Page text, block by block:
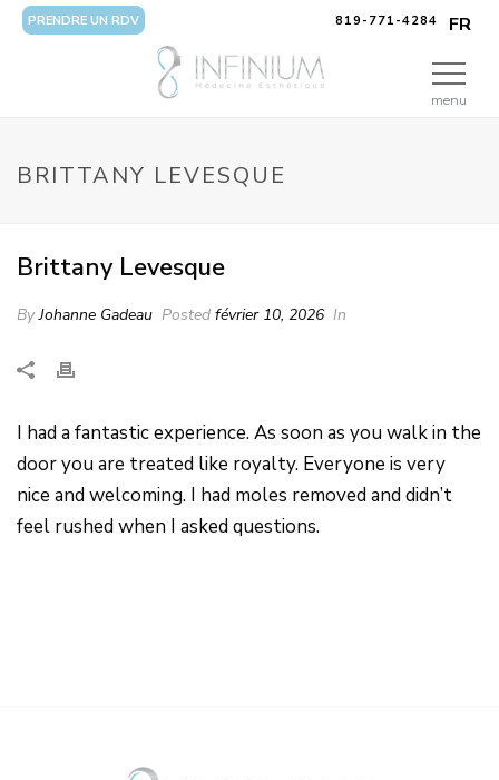
FR
819-771-4284
PRENDRE UN RDV
BRITTANY LEVESQUE
Brittany Levesque
ByJohanne Gadeau Posted février 10, 2026 In
I had a fantastic experience. As soon as you walk in the
door you are treated like royalty. Everyone is very
nice and welcoming. I had moles removed and didn’t
feel rushed when I asked questions.
menu